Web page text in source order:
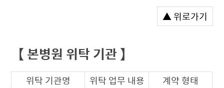
▲ 위로가기
【 본병원 위탁 기관 】
위탁 기관명 위탁 업무 내용
계약 형태